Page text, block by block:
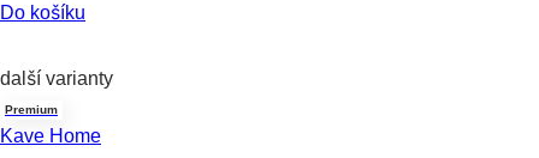
Do košíku
další varianty
Premium
Kave Home